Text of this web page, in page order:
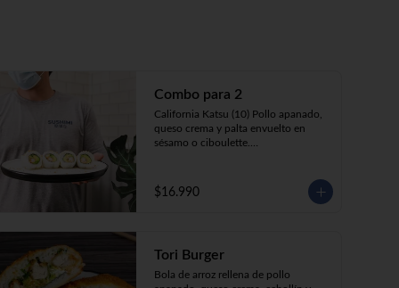
Combo para 2
California Katsu (10) Pollo apanado,
queso crema y palta envuelto en
sésamo o ciboulette.
envuelto en palta.
Gyosas a elección  (5u)  + 2 bebidas
**Imagen Referencial**
$16.990
Tori Burger
Bola de arroz rellena de pollo